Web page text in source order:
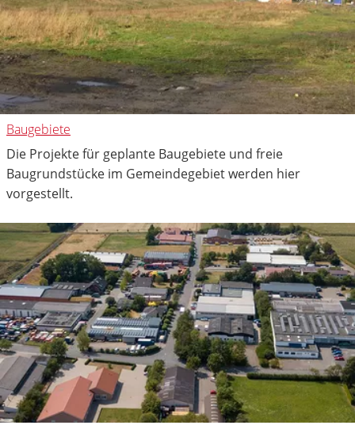
Baugebiete
Die Projekte für geplante Baugebiete und freie
Baugrundstücke im Gemeindegebiet werden hier
vorgestellt.